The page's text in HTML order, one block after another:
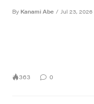
By Kanami Abe / Jul 23, 2026
363 0